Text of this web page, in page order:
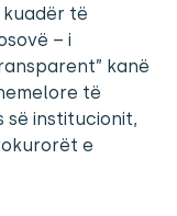
të
– i
kanë
të
së institucionit,
e